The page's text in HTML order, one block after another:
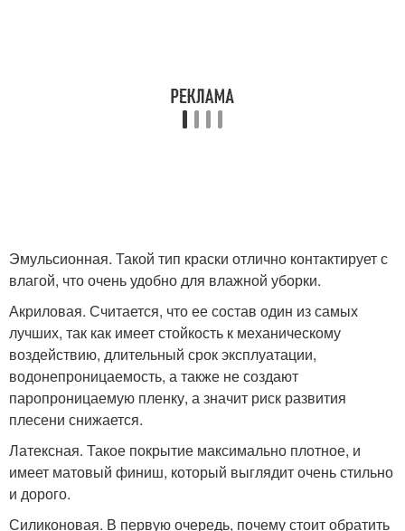
Эмульсионная. Такой тип краски отлично контактирует с
влагой, что очень удобно для влажной уборки.
Акриловая. Считается, что ее состав один из самых
лучших, так как имеет стойкость к механическому
воздействию, длительный срок эксплуатации,
водонепроницаемость, а также не создают
паропроницаемую пленку, а значит риск развития
плесени снижается.
Латексная. Такое покрытие максимально плотное, и
имеет матовый финиш, который выглядит очень стильно
и дорого.
Силиконовая. В первую очередь, почему стоит обратить